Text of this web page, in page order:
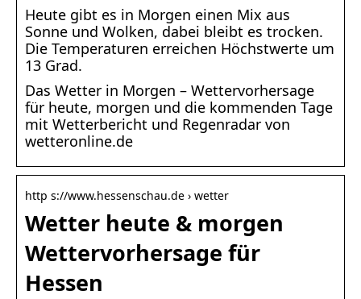
Heute gibt es in Morgen einen Mix aus
Sonne und Wolken, dabei bleibt es trocken.
Die Temperaturen erreichen Höchstwerte um
13 Grad.
Das Wetter in Morgen – Wettervorhersage
für heute, morgen und die kommenden Tage
mit Wetterbericht und Regenradar von
wetteronline.de
http s://www.hessenschau.de › wetter
Wetter heute & morgen
Wettervorhersage für
Hessen